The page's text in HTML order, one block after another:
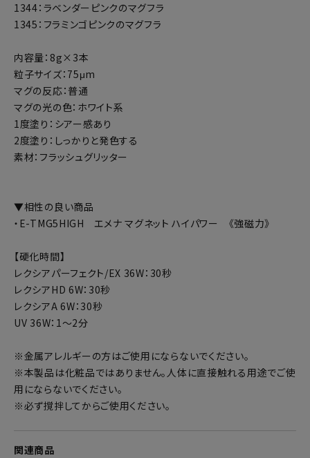
1344：ラベンダーピンクのマグフラ
1345：フラミンゴピンクのマグフラ
内容量：8g×3本
粒子サイズ：75μm
マグの反応：普通
マグの光の色：ホワイト系
1度塗り：シアー感あり
2度塗り：しっかりと発色する
素材：フラッシュグリッター
▼相性の良い商品
・E-TMG5HIGH エメナ マグネット ハイパワー 《強磁力》
【硬化時間】
レクシアパーフェクト/EX 36W：30秒
レクシアHD 6W：30秒
レクシアA 6W：30秒
UV 36W：1～2分
※金属アレルギーの方はご使用にならないでください。
※本製品は化粧品ではありません。人体に直接触れる用途でご使
用にならないでください。
※必ず撹拌してからご使用ください。
関連商品